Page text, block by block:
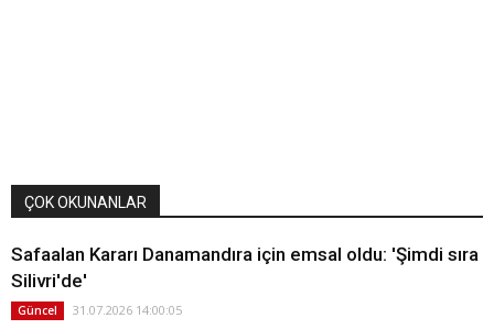
ÇOK OKUNANLAR
Safaalan Kararı Danamandıra için emsal oldu: 'Şimdi sıra
Silivri'de'
Güncel 31.07.2026 14:00:05